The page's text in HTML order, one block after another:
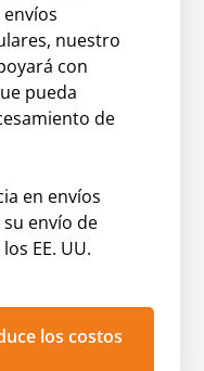
nuestro
con
pueda
de
en envíos
envío de
EE. UU.
los costos